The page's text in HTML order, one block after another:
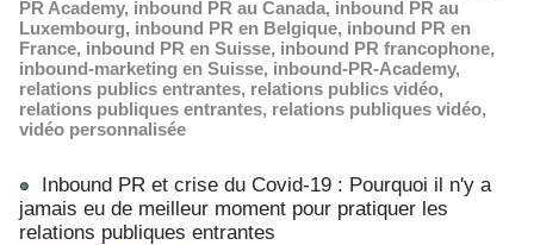
PR Academy, inbound PR au Canada, inbound PR au
Luxembourg, inbound PR en Belgique, inbound PR en
France, inbound PR en Suisse, inbound PR francophone,
inbound-marketing en Suisse, inbound-PR-Academy,
relations publics entrantes, relations publics vidéo,
relations publiques entrantes, relations publiques vidéo,
vidéo personnalisée
Inbound PR et crise du Covid-19 : Pourquoi il n'y a
jamais eu de meilleur moment pour pratiquer les
relations publiques entrantes